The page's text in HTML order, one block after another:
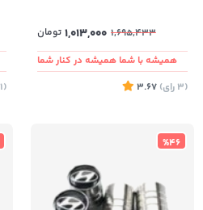
1,695,433
1,013,000 تومان
همیشه با شما همیشه در کنار شما
(3
رای)
3.67
(1
%46